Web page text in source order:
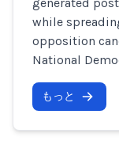
while
opposition
National
もっと